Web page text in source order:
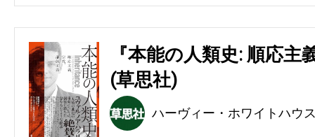
『本能の人類史: 順応
(草思社)
ハーヴィー・ホワイトハウ